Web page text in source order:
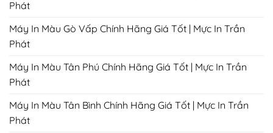
Phát
Máy In Màu Gò Vấp Chính Hãng Giá Tốt | Mực In Trần
Phát
Máy In Màu Tân Phú Chính Hãng Giá Tốt | Mực In Trần
Phát
Máy In Màu Tân Bình Chính Hãng Giá Tốt | Mực In Trần
Phát